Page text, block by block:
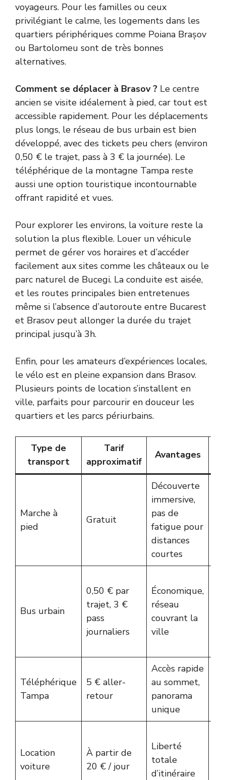
voyageurs. Pour les familles ou ceux
privilégiant le calme, les logements dans les
quartiers périphériques comme Poiana Brașov
ou Bartolomeu sont de très bonnes
alternatives.
Comment se déplacer à Brasov ? Le centre
ancien se visite idéalement à pied, car tout est
accessible rapidement. Pour les déplacements
plus longs, le réseau de bus urbain est bien
développé, avec des tickets peu chers (environ
0,50 € le trajet, pass à 3 € la journée). Le
téléphérique de la montagne Tampa reste
aussi une option touristique incontournable
offrant rapidité et vues.
Pour explorer les environs, la voiture reste la
solution la plus flexible. Louer un véhicule
permet de gérer vos horaires et d’accéder
facilement aux sites comme les châteaux ou le
parc naturel de Bucegi. La conduite est aisée,
et les routes principales bien entretenues
même si l’absence d’autoroute entre Bucarest
et Brasov peut allonger la durée du trajet
principal jusqu’à 3h.
Enfin, pour les amateurs d’expériences locales,
le vélo est en pleine expansion dans Brasov.
Plusieurs points de location s’installent en
ville, parfaits pour parcourir en douceur les
quartiers et les parcs périurbains.
Type de
transport
Tarif
approximatif
Avantages
Marche à
pied
Gratuit
Découverte
immersive,
pas de
fatigue pour
distances
courtes
Bus urbain
0,50 € par
trajet, 3 €
pass
journaliers
Économique,
réseau
couvrant la
ville
Téléphérique
Tampa
5 € aller-
retour
Accès rapide
au sommet,
panorama
unique
Location
voiture
À partir de
20 € / jour
Liberté
totale
d’itinéraire